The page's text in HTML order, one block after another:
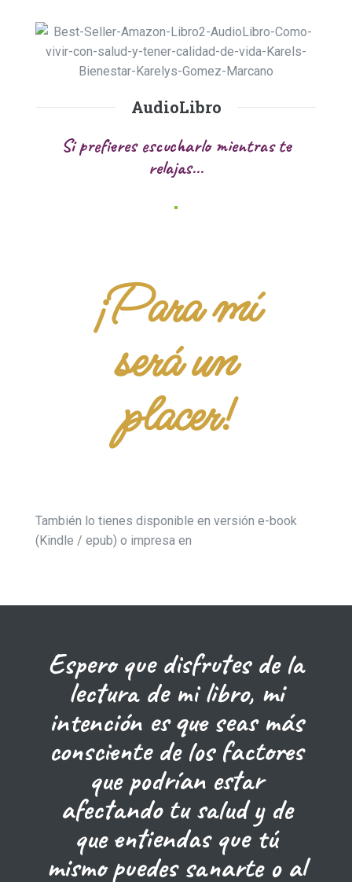
AudioLibro
Si prefieres escucharlo mientras te
relajas...
¡Para mí
será un
placer!
También lo tienes disponible en versión e-book
(Kindle / epub) o impresa en
Espero que disfrutes de la
lectura de mi libro, mi
intención es que seas más
consciente de los factores
que podrían estar
afectando tu salud y de
que entiendas que tú
mismo puedes sanarte o al